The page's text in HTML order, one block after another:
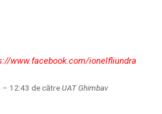
www.facebook.com/ionelfliundra
– 12:43 de cătreUAT Ghimbav